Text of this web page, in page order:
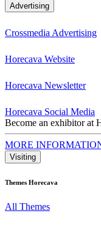
Advertising
Crossmedia Advertising
Horecava Website
Horecava Newsletter
Horecava Social Media
Become an exhibitor at
MORE
Visiting
Themes Horecava
All Themes